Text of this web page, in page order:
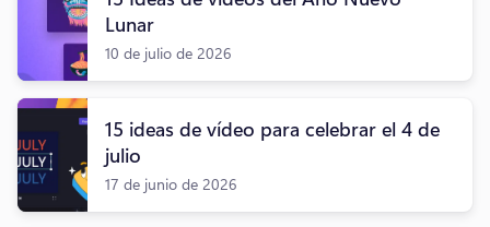
Lunar
10 de julio de 2026
15 ideas de vídeo para celebrar el 4 de
julio
17 de junio de 2026